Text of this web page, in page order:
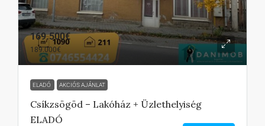
169.500€
189.000€
ELADÓ AKCIÓS AJÁNLAT
Csíkzsögöd – Lakóház + Üzlethelyiség
ELADÓ